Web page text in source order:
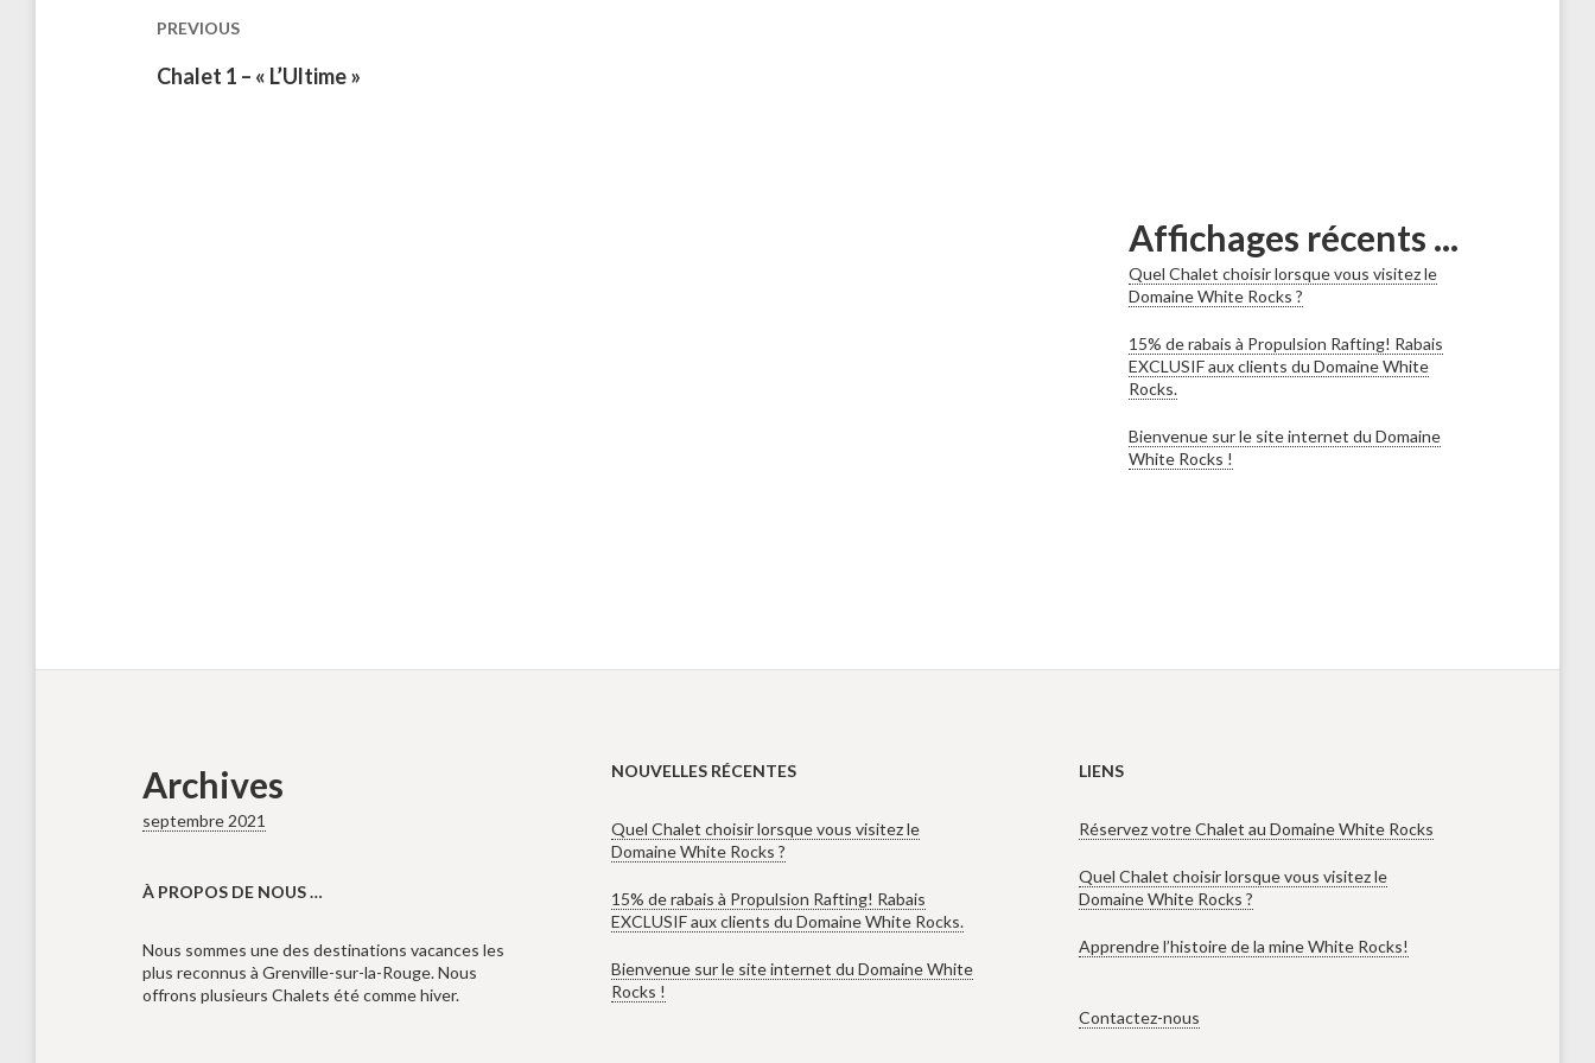
les
publications
PREVIOUS
Previous
Chalet 1 – « L’Ultime »
Affichages récents ...
Quel Chalet choisir lorsque vous visitez le
Domaine White Rocks ?
15% de rabais à Propulsion Rafting! Rabais
EXCLUSIF aux clients du Domaine White
Rocks.
Bienvenue sur le site internet du Domaine
White Rocks !
Archives
septembre 2021
À PROPOS DE NOUS …
Nous sommes une des destinations vacances les
plus reconnus à Grenville-sur-la-Rouge. Nous
offrons plusieurs Chalets été comme hiver.
NOUVELLES RÉCENTES
Quel Chalet choisir lorsque vous visitez le
Domaine White Rocks ?
15% de rabais à Propulsion Rafting! Rabais
EXCLUSIF aux clients du Domaine White Rocks.
Bienvenue sur le site internet du Domaine White
Rocks !
LIENS
Réservez votre Chalet au Domaine White Rocks
Quel Chalet choisir lorsque vous visitez le
Domaine White Rocks ?
Apprendre l’histoire de la mine White Rocks!
Contactez-nous